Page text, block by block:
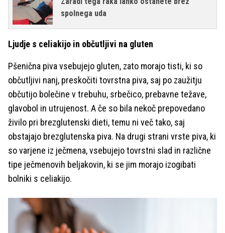
spolnega uda
Ljudje s celiakijo in občutljivi na gluten
Pšenična piva vsebujejo gluten, zato morajo tisti, ki so
občutljivi nanj, preskočiti tovrstna piva, saj po zaužitju
občutijo bolečine v trebuhu, srbečico, prebavne težave,
glavobol in utrujenost. A če so bila nekoč prepovedano
živilo pri brezglutenski dieti, temu ni več tako, saj
obstajajo brezglutenska piva. Na drugi strani vrste piva, ki
so varjene iz ječmena, vsebujejo tovrstni slad in različne
tipe ječmenovih beljakovin, ki se jim morajo izogibati
bolniki s celiakijo.